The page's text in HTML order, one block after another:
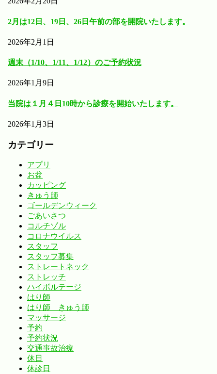
2月は12日、19日、26日午前の部を開院いたします。
2026年2月1日
週末（1/10、1/11、1/12）のご予約状況
2026年1月9日
当院は１月４日10時から診療を開始いたします。
2026年1月3日
カテゴリー
アプリ
お盆
カッピング
きゅう師
ゴールデンウィーク
ごあいさつ
コルチゾル
コロナウイルス
スタッフ
スタッフ募集
ストレートネック
ストレッチ
ハイボルテージ
はり師
はり師 きゅう師
マッサージ
予約
予約状況
交通事故治療
休日
休診日